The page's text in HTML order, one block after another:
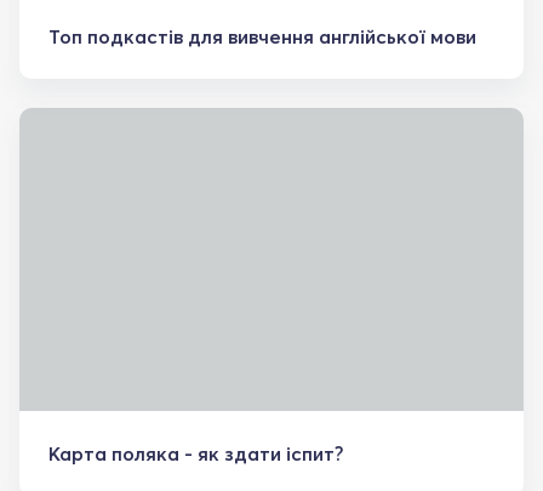
Топ подкастів для вивчення англійської мови
Карта поляка - як здати іспит?